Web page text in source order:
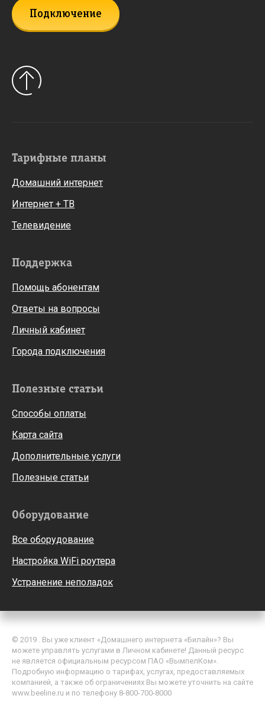
Подключение
Тарифные планы
Домашний интернет
Интернет + ТВ
Телевидение
Поддержка
Помощь абонентам
Ответы на вопросы
Личный кабинет
Города подключения
Полезные статьи
Способы оплаты
Карта сайта
Дополнительные услуги
Полезные статьи
Оборудование
Все оборудование
Настройка WiFi роутера
Устранение неполадок
© 2019 . Вы уже клиент «Домашнего интернета «Билайн»? Вы
можете управлять услугами в Личном кабинете! Данный ресурс
не является официальным ресурсом ПАО «ВымпелКом».
Подробную информацию о тарифах, услугах, предоставляемых
компанией, а также об ограничениях Вы можете уточнить на сайте
www.beeline.ru и по телефону 8-800-700-8000